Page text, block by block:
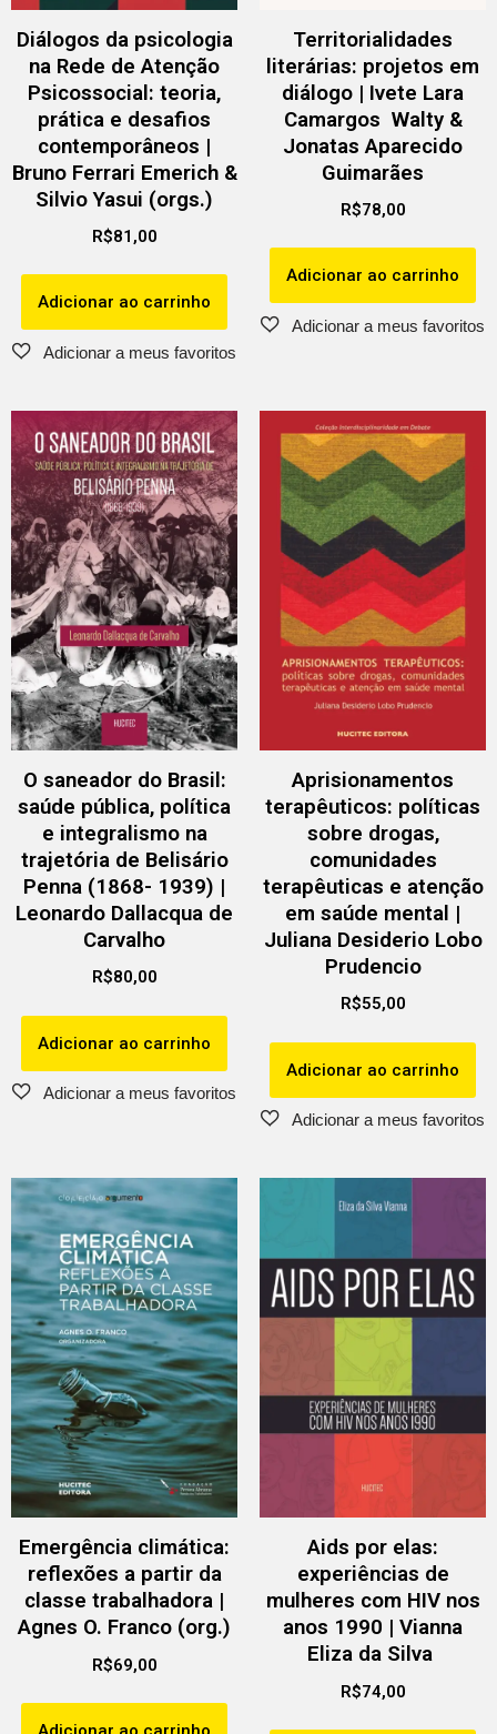
Diálogos da psicologia
na Rede de Atenção
Psicossocial: teoria,
prática e desafios
contemporâneos |
Bruno Ferrari Emerich &
Silvio Yasui (orgs.)
R$81,00
Adicionar ao carrinho
Territorialidades
literárias: projetos em
diálogo | Ivete Lara
Camargos Walty &
Jonatas Aparecido
Guimarães
R$78,00
Adicionar ao carrinho
O saneador do Brasil:
saúde pública, política
e integralismo na
trajetória de Belisário
Penna (1868- 1939) |
Leonardo Dallacqua de
Carvalho
R$80,00
Adicionar ao carrinho
Aprisionamentos
terapêuticos: políticas
sobre drogas,
comunidades
terapêuticas e atenção
em saúde mental |
Juliana Desiderio Lobo
Prudencio
R$55,00
Adicionar ao carrinho
Emergência climática:
reflexões a partir da
classe trabalhadora |
Agnes O. Franco (org.)
R$69,00
Aids por elas:
experiências de
mulheres com HIV nos
anos 1990 | Vianna
Eliza da Silva
R$74,00